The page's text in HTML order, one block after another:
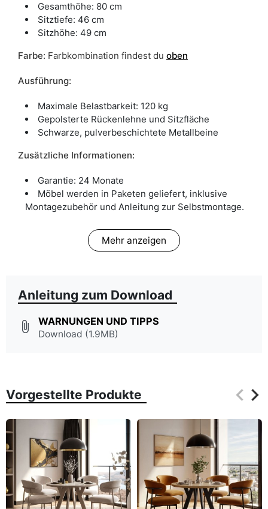
Gesamthöhe: 80 cm
Sitztiefe: 46 cm
Sitzhöhe: 49 cm
Farbe: Farbkombination findest du oben
Ausführung:
Maximale Belastbarkeit: 120 kg
Gepolsterte Rückenlehne und Sitzfläche
Schwarze, pulverbeschichtete Metallbeine
Zusätzliche Informationen:
Garantie: 24 Monate
Möbel werden in Paketen geliefert, inklusive
Montagezubehör und Anleitung zur Selbstmontage.
Mehr anzeigen
Anleitung zum Download
attach_file WARNUNGEN UND TIPPS
Download (1.9MB)
Vorgestellte Produkte keyboard_arrow_left
keyboard_arrow_right